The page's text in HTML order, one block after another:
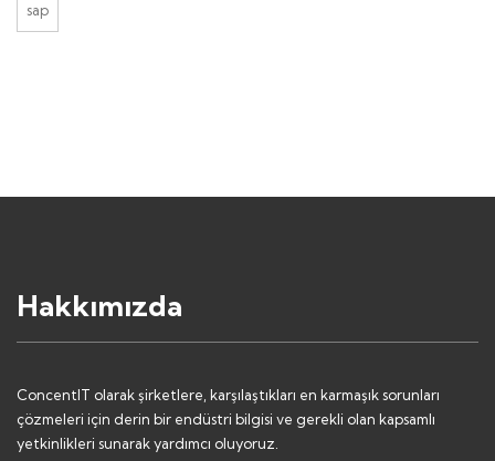
sap
Hakkımızda
ConcentIT olarak şirketlere, karşılaştıkları en karmaşık sorunları
çözmeleri için derin bir endüstri bilgisi ve gerekli olan kapsamlı
yetkinlikleri sunarak yardımcı oluyoruz.